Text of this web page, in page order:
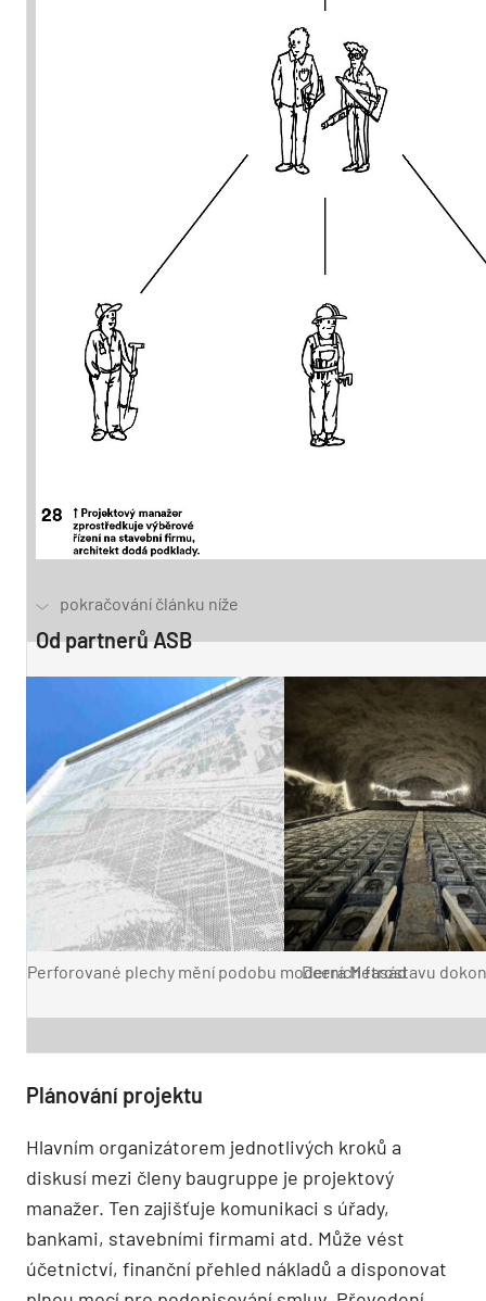
Od partnerů ASB
Perforované plechy mění podobu moderních fasád
Dcera Metrostavu
Plánování projektu
Hlavním organizátorem jednotlivých kroků a
diskusí mezi členy baugruppe je projektový
manažer. Ten zajišťuje komunikaci s úřady,
bankami, stavebními firmami atd. Může vést
účetnictví, finanční přehled nákladů a disponovat